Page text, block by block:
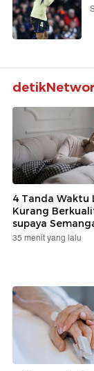
4 Tanda Waktu
Kurang
supaya
35 menit yang lalu